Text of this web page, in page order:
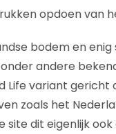
opdoen van
bodem en
andere
Life variant
zoals het
site dit eigenlijk